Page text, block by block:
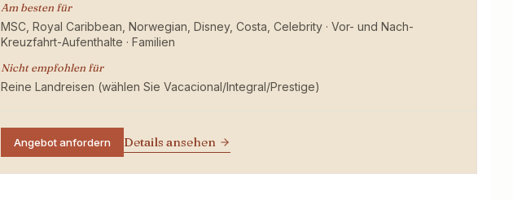
Am besten für
MSC, Royal Caribbean, Norwegian, Disney, Costa, Celebrity · Vor- und Nach-
Kreuzfahrt-Aufenthalte · Familien
Nicht empfohlen für
Reine Landreisen (wählen Sie Vacacional/Integral/Prestige)
Angebot anfordern Details ansehen